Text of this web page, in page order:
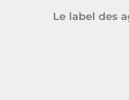
Le label des